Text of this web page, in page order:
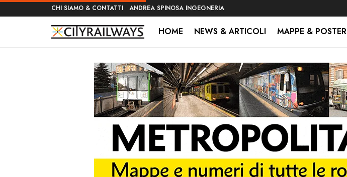
CHI SIAMO & CONTATTI ANDREA SPINOSA INGEGNERIA
HOME NEWS & ARTICOLI MAPPE & POSTER